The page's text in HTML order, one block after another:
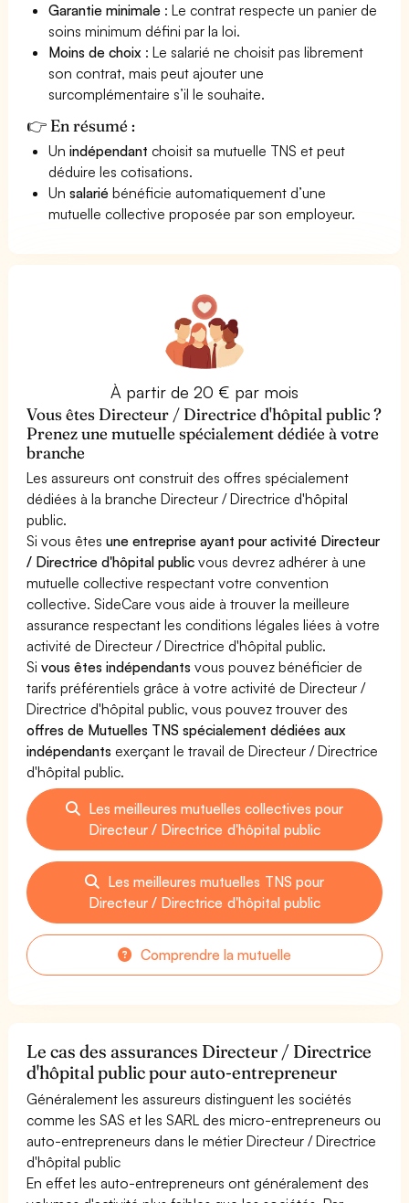
Garantie minimale : Le contrat respecte un panier de
soins minimum défini par la loi.
Moins de choix : Le salarié ne choisit pas librement
son contrat, mais peut ajouter une
surcomplémentaire s’il le souhaite.
👉 En résumé :
Unindépendant choisit sa mutuelle TNS et peut
déduire les cotisations.
Unsalarié bénéficie automatiquement d’une
mutuelle collective proposée par son employeur.
À partir de 20 € par mois
Vous êtes Directeur / Directrice d'hôpital public ?
Prenez une mutuelle spécialement dédiée à votre
branche
Les assureurs ont construit des offres spécialement
dédiées à la branche Directeur / Directrice d'hôpital
public.
Si vous êtesune entreprise ayant pour activité Directeur
/ Directrice d'hôpital public vous devrez adhérer à une
mutuelle collective respectant votre convention
collective. SideCare vous aide à trouver la meilleure
assurance respectant les conditions légales liées à votre
activité de Directeur / Directrice d'hôpital public.
Sivous êtes indépendants vous pouvez bénéficier de
tarifs préférentiels grâce à votre activité de Directeur /
Directrice d'hôpital public, vous pouvez trouver des
offres de Mutuelles TNS spécialement dédiées aux
indépendants exerçant le travail de Directeur / Directrice
d'hôpital public.
Les meilleures mutuelles collectives pour
Directeur / Directrice d'hôpital public
Les meilleures mutuelles TNS pour
Directeur / Directrice d'hôpital public
Comprendre la mutuelle
Le cas des assurances Directeur / Directrice
d'hôpital public pour auto-entrepreneur
Généralement les assureurs distinguent les sociétés
comme les SAS et les SARL des micro-entrepreneurs ou
auto-entrepreneurs dans le métier Directeur / Directrice
d'hôpital public
En effet les auto-entrepreneurs ont généralement des